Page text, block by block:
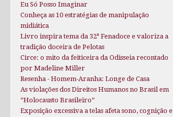
Eu Só Posso Imaginar
Conheça as 10 estratégias de manipulação
midiática
Livro inspira tema da 32ª Fenadoce e valoriza a
tradição doceira de Pelotas
Circe: o mito da feiticeira da Odisseia recontado
por Madeline Miller
Resenha - Homem-Aranha: Longe de Casa
As violações dos Direitos Humanos no Brasil em
“Holocausto Brasileiro”
Exposição excessiva a telas afeta sono, cognição e